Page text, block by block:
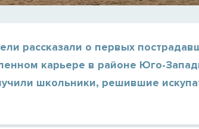
рассказали о первых
карьере в районе Юго-
школьники, решившие